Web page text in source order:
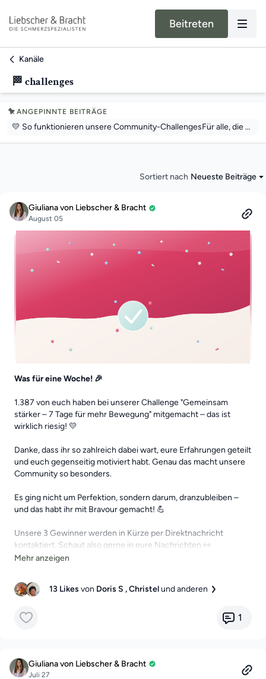
Beitreten
Kanäle
🏁 challenges
ANGEPINNTE BEITRÄGE
💛 So funktionieren unsere Community-ChallengesFür alle, die neu dabei sind oder sich fragen, wie unsere Challenges ablaufen, hier die kurze Erklärung 👇Unsere Community-Challenges finden regelmäßig statt und laufen über einen festgelegten Zeitraum. In dieser Zeit üben wir gemeinsam zu einem bestimmten Körperbereich.🧠 Die VideosAlle Challenge-Videos sind ganz normal in der App enthalten.Das erste Video ist pünktlich um Mitternacht am Starttag verfügbar.Sobald ihr auf „Beitreten“ klickt, könnt ihr die Videos Tag für Tag absolvieren.📍 So findet ihr die Challenge📱 In der App (Handy / Tablet)• Über den Community-Bereich → Kanal „Challenges“• Dort findet ihr den Startbeitrag zur aktuellen Challenge• Nach dem Beitritt erscheint oben ein Fortschrittskreis👉 Diesen Kreis findet ihr in der obersten Leiste neben der Glocke.Über diesen Kreis gelangt ihr jederzeit direkt zu allen Challenge-Videos.💻 In der Web-Version (Computer / iPad im Browser)• Klickt auf den Kanal „Challenges“• Öffnet den Startbeitrag und klickt auf „Beitreten“Nach dem Beitritt erscheint rechts oben im Vorschaubild des Trainings des Tages ein Fortschrittskreis.👉 Über diesen Kreis gelangt ihr direkt zu den Videos der Challenge.Das ist der schnellste und einfachste Weg.💬 Die Community-BeiträgeIch erstelle jeden Tag einen eigenen Beitrag zur jeweiligen Übung.Dort könnt ihr euch austauschen, Fragen stellen und gern auch Fotos posten.In den Tagesbeiträgen findet ihr zusätzlich immer den Link zum Startbeitrag.(Hinweis fürs Handy: Links bitte zweimal antippen.)📅 Warum wir das machenDie Challenges helfen euch, einen Körperbereich über einen festen Zeitraum gezielt zu bewegen und neue Routinen aufzubauen.💌 Noch Fragen?Wenn technisch etwas nicht funktioniert, schreibt mir gern eine Direktnachricht oder meldet euch beim Support unterapp@liebscher-bracht.comWir helfen euch weiter 💛
Sortiert nach Neueste Beiträge
Giuliana von Liebscher & Bracht
August 05
Was für eine Woche! 🎉
1.387 von euch haben bei unserer Challenge "Gemeinsam
stärker – 7 Tage für mehr Bewegung" mitgemacht – das ist
wirklich riesig! 💛
Danke, dass ihr so zahlreich dabei wart, eure Erfahrungen geteilt
und euch gegenseitig motiviert habt. Genau das macht unsere
Community so besonders.
Es ging nicht um Perfektion, sondern darum, dranzubleiben –
und das habt ihr mit Bravour gemacht! 💪
Unsere 3 Gewinner werden in Kürze per Direktnachricht
kontaktiert. Schaut also gerne in eure Nachrichten 👀
Giuliana 💛
13 Likes von Doris S , Christelund anderen
1
Giuliana von Liebscher & Bracht
Juli 27